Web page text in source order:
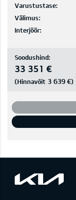
Varustustase:
Välimus:
Interjöör:
Soodushind:
33 351 €
(Hinnavõit 3 639 €)